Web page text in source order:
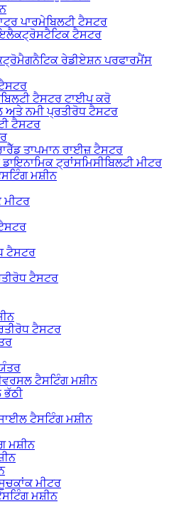
ਪਾਰਮੇਬਿਲਟੀ ਟੈਸਟਰ
ਟੈਸਟਰ
ਰੇਡੀਏਸ਼ਨ ਪਰਫਾਰਮੈਂਸ
ਟੈਸਟਰ ਟਾਈਪ ਕਰੋ
ਨਮੀ ਪ੍ਰਤੀਰੋਧ ਟੈਸਟਰ
ਟੈਸਟਰ
ਤਾਪਮਾਨ ਰਾਈਜ਼ ਟੈਸਟਰ
ਟ੍ਰਾਂਸਮਿਸੀਬਿਲਟੀ ਮੀਟਰ
ਮਸ਼ੀਨ
ਟੈਸਟਰ
ਟੈਸਟਰ
ਟੈਸਟਰ
ਟੈਸਟਿੰਗ ਮਸ਼ੀਨ
ਭੱਠੀ
ਟੈਸਟਿੰਗ ਮਸ਼ੀਨ
ਮਸ਼ੀਨ
ਮੀਟਰ
ਮਸ਼ੀਨ